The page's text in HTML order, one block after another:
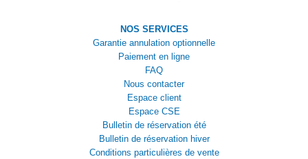
NOS SERVICES
Garantie annulation optionnelle
Paiement en ligne
FAQ
Nous contacter
Espace client
Espace CSE
Bulletin de réservation été
Bulletin de réservation hiver
Conditions particulières de vente